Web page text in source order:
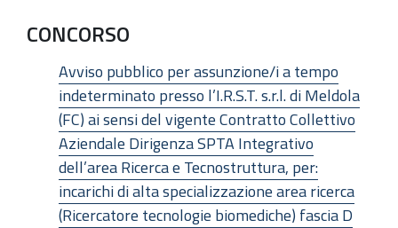
CONCORSO
Avviso pubblico per assunzione/i a tempo
indeterminato presso l’I.R.S.T. s.r.l. di Meldola
(FC) ai sensi del vigente Contratto Collettivo
Aziendale Dirigenza SPTA Integrativo
dell’area Ricerca e Tecnostruttura, per:
incarichi di alta specializzazione area ricerca
(Ricercatore tecnologie biomediche) fascia D